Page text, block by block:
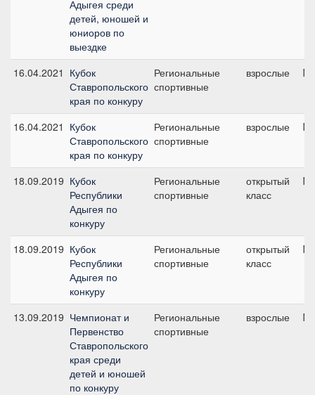
Адыгея среди
детей, юношей и
юниоров по
выездке
16.04.2021 Кубок
Ставропольского
края по конкуру
Региональные
спортивные
взрослые
16.04.2021 Кубок
Ставропольского
края по конкуру
Региональные
спортивные
взрослые
18.09.2019 Кубок
Республики
Адыгея по
конкуру
Региональные
спортивные
открытый
класс
18.09.2019 Кубок
Республики
Адыгея по
конкуру
Региональные
спортивные
открытый
класс
13.09.2019 Чемпионат и
Первенство
Ставропольского
края среди
детей и юношей
по конкуру
Региональные
спортивные
взрослые